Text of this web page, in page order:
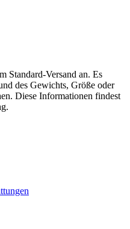
Standard-Versand an. Es
des Gewichts, Größe oder
Diese Informationen findest